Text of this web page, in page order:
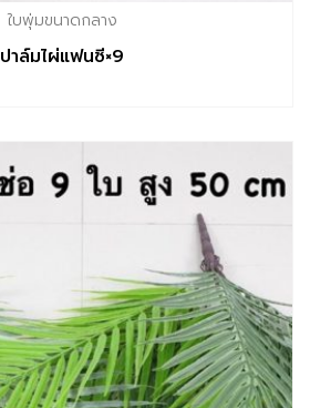
ใบพุ่มขนาดกลาง
ปาล์มไผ่แฟนซี×9